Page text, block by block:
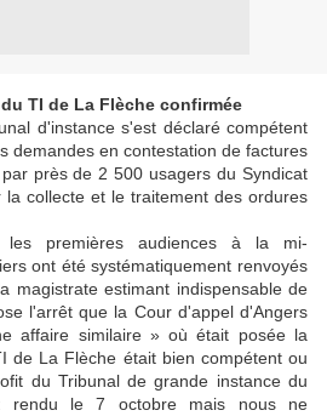
TI de La Flèche confirmée
d'instance s'est déclaré compétent
demandes en contestation de factures
près de 2 500 usagers du Syndicat
la collecte et le traitement des ordures
les premières audiences à la mi-
ont été systématiquement renvoyés
magistrate estimant indispensable de
l'arrêt que la Cour d'appel d'Angers
affaire similaire » où était posée la
de La Flèche était bien compétent ou
du Tribunal de grande instance du
rendu le 7 octobre mais nous ne